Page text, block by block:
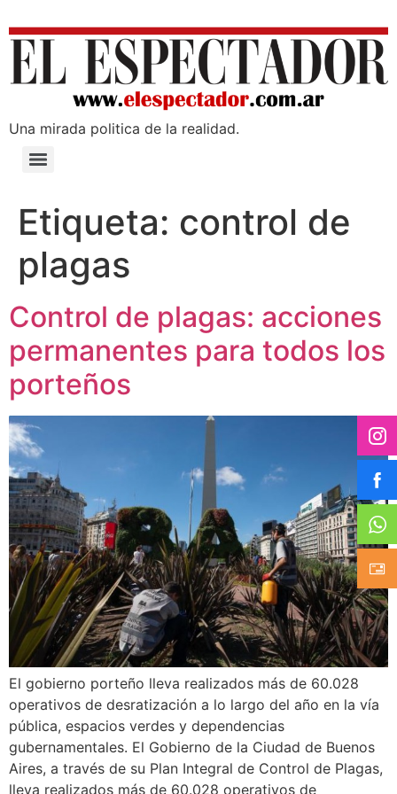
Una mirada poli­tica de la realidad.
Etiqueta: control de
plagas
Control de plagas: acciones
permanentes para todos los
porteños
El gobierno porteño lleva realizados más de 60.028
operativos de desratización a lo largo del año en la vía
pública, espacios verdes y dependencias
gubernamentales. El Gobierno de la Ciudad de Buenos
Aires, a través de su Plan Integral de Control de Plagas,
lleva realizados más de 60.028 operativos de